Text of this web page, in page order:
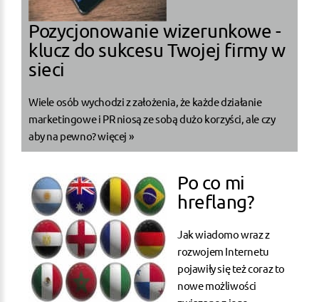
Pozycjonowanie wizerunkowe -
klucz do sukcesu Twojej firmy w
sieci
Wiele osób wychodzi z założenia, że każde działanie
marketingowe i PR niosą ze sobą dużo korzyści, ale czy
aby na pewno?więcej »
Po co mi
hreflang?
Jak wiadomo wraz z
rozwojem Internetu
pojawiły się też coraz to
nowe możliwości